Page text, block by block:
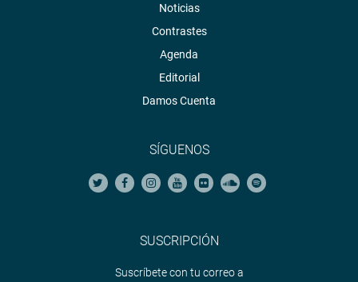
Noticias
Contrastes
Agenda
Editorial
Damos Cuenta
SÍGUENOS
SUSCRIPCIÓN
Suscríbete con tu correo a